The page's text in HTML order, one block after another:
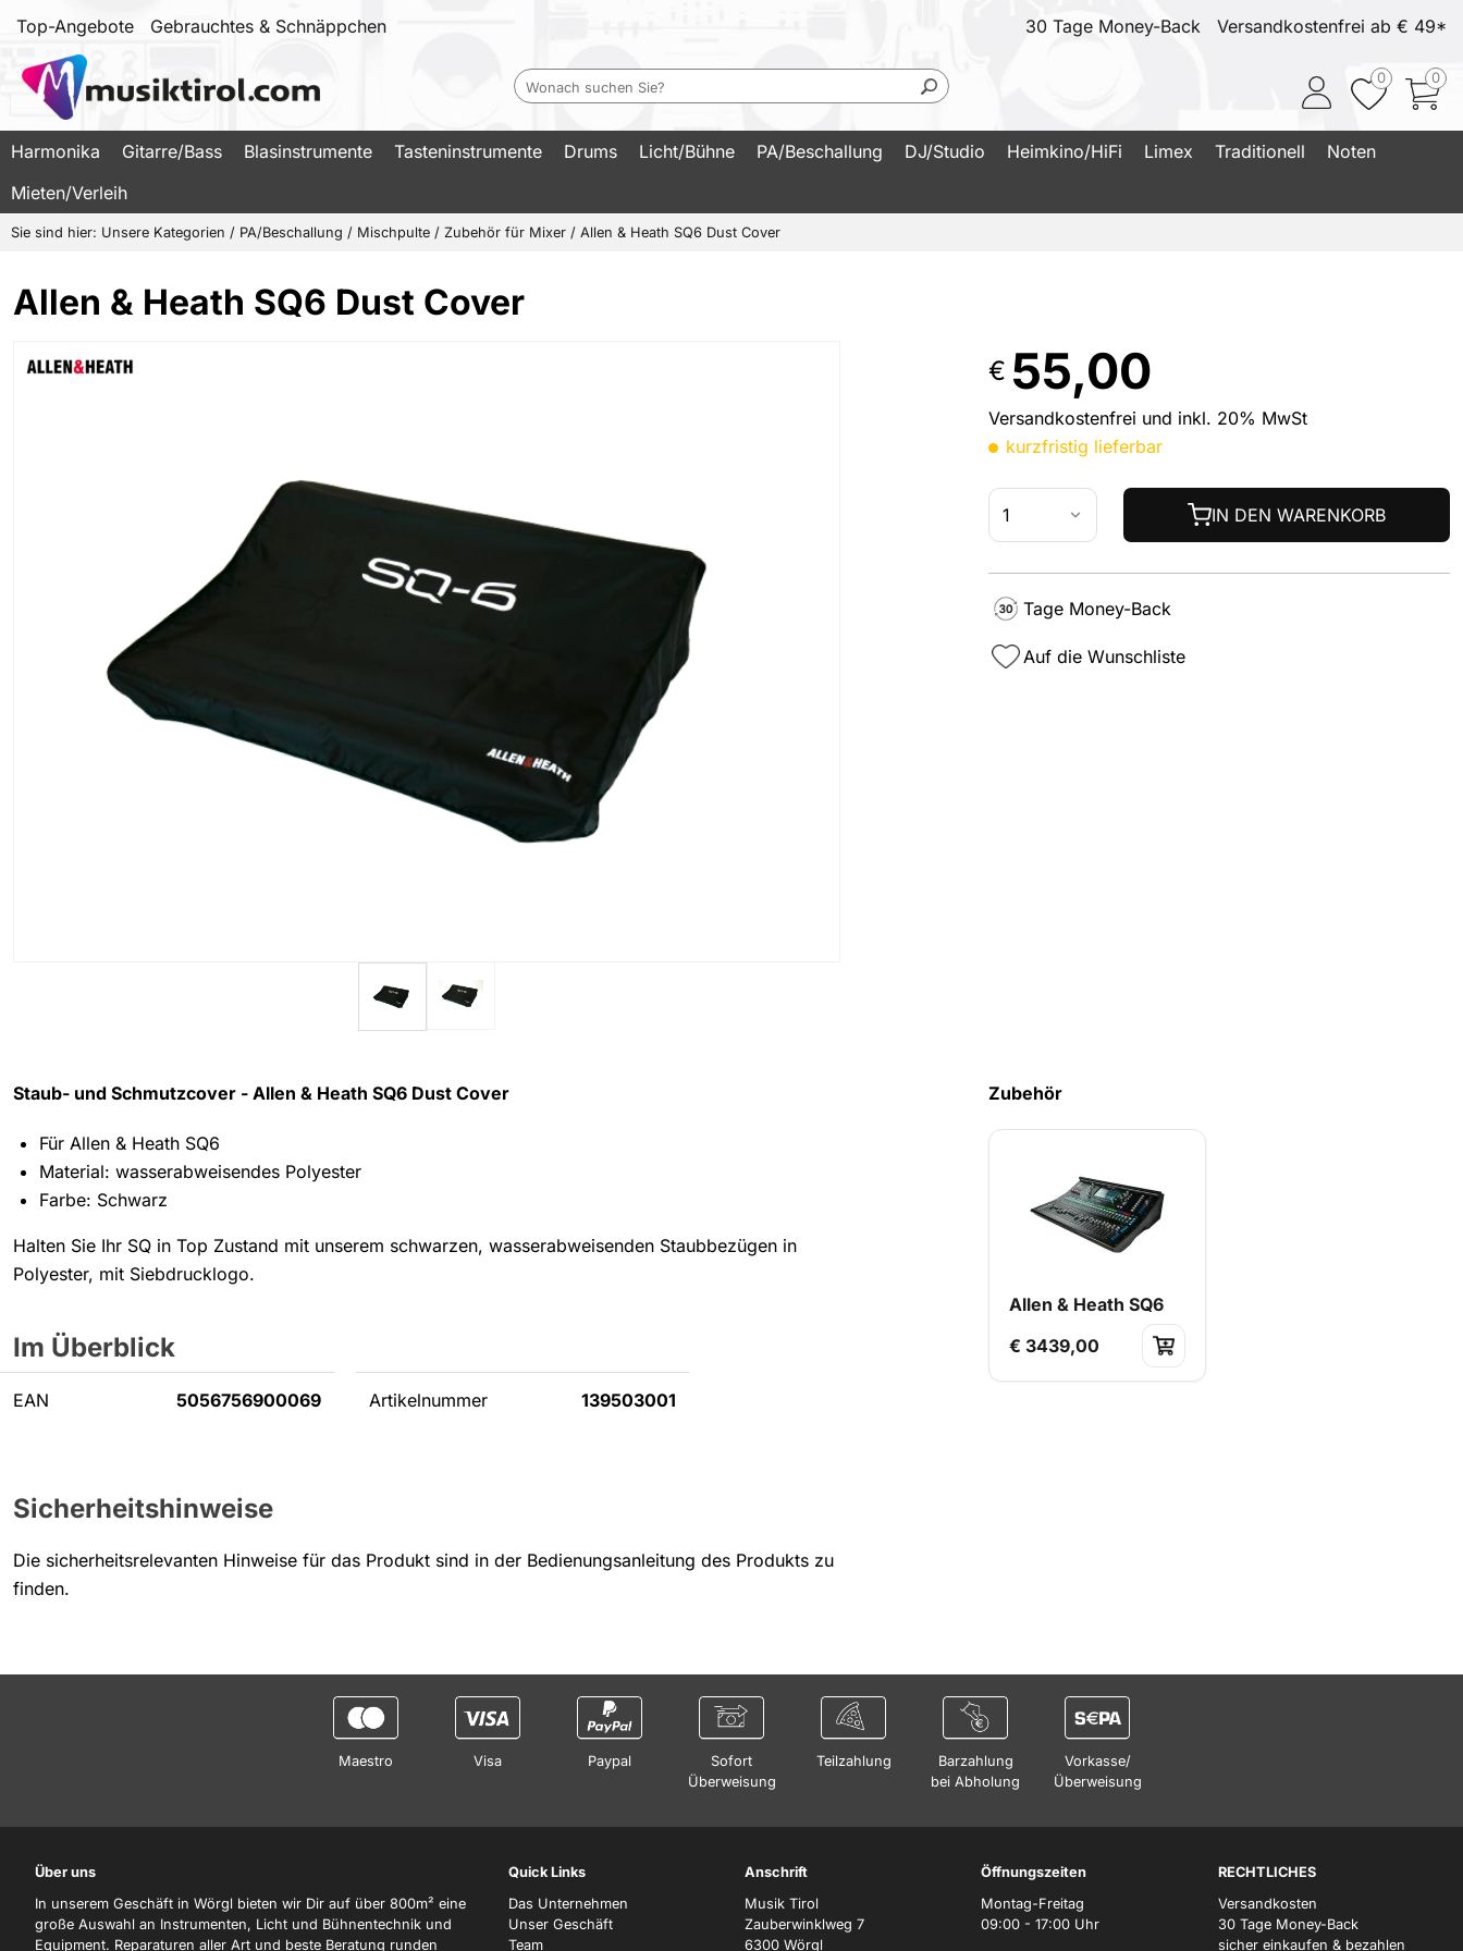
0
0
30 Tage Money-Back Versandkostenfrei ab € 49*
Top-Angebote Gebrauchtes & Schnäppchen
Harmonika Gitarre/Bass Blasinstrumente Tasteninstrumente Drums Licht/Bühne PA/Beschallung DJ/Studio Heimkino/HiFi Limex Traditionell
Noten
Mieten/Verleih
Sie sind hier: Unsere Kategorien / PA/Beschallung / Mischpulte / Zubehör für Mixer / Allen & Heath SQ6 Dust Cover
Allen & Heath SQ6 Dust Cover
€ 55,00
Versandkostenfrei und inkl. 20% MwSt
kurzfristig lieferbar
IN DEN WARENKORB
Tage Money-Back
Auf die Wunschliste
Staub- und Schmutzcover - Allen & Heath SQ6 Dust Cover
Für Allen & Heath SQ6
Material: wasserabweisendes Polyester
Farbe: Schwarz
Halten Sie Ihr SQ in Top Zustand mit unserem schwarzen, wasserabweisenden Staubbezügen in
Polyester, mit Siebdrucklogo.
Im Überblick
EAN 5056756900069 Artikelnummer 139503001
Sicherheitshinweise
Die sicherheitsrelevanten Hinweise für das Produkt sind in der Bedienungsanleitung des Produkts zu
finden.
Zubehör
Allen & Heath SQ6
€ 3439,00
Maestro Visa Paypal
Sofort
Überweisung
Teilzahlung
Barzahlung
bei Abholung
Vorkasse/
Überweisung
Über uns
In unserem Geschäft in Wörgl bieten wir Dir auf über 800m² eine
große Auswahl an Instrumenten, Licht und Bühnentechnik und
Equipment. Reparaturen aller Art und beste Beratung runden
Quick Links
Das Unternehmen
Unser Geschäft
Team
Anschrift
Musik Tirol
Zauberwinklweg 7
6300 Wörgl
Öffnungszeiten
Montag-Freitag
09:00 - 17:00 Uhr
RECHTLICHES
Versandkosten
30 Tage Money-Back
sicher einkaufen & bezahlen